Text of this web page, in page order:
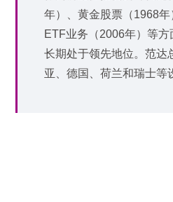
年）、黄金股票（1968
ETF业务（2006年）等
长期处于领先地位。范达
亚、德国、荷兰和瑞士等